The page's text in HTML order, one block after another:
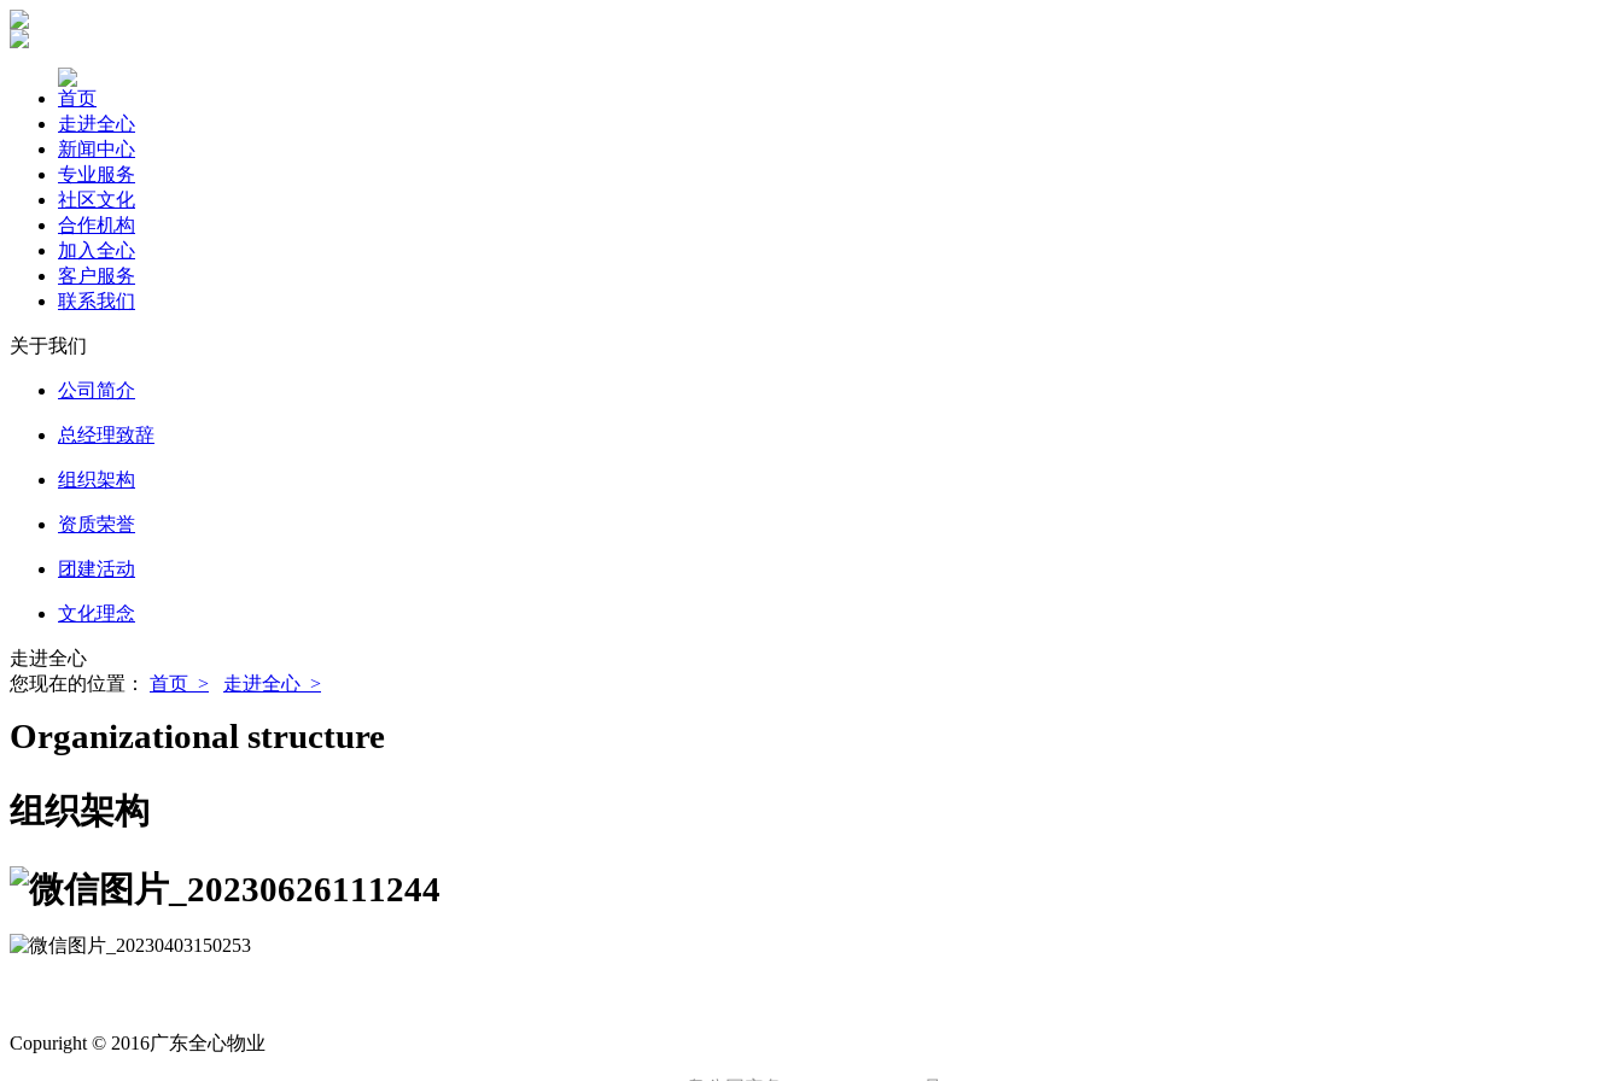
首页
走进全心
新闻中心
专业服务
社区文化
合作机构
加入全心
客户服务
联系我们
关于我们
公司简介
总经理致辞
组织架构
资质荣誉
团建活动
文化理念
走进全心
您现在的位置： 首页 > 走进全心 >
Organizational structure
组织架构
Copuright © 2016广东全心物业